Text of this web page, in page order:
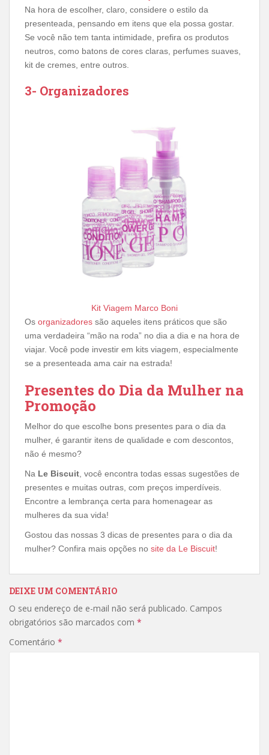
Na hora de escolher, claro, considere o estilo da
presenteada, pensando em itens que ela possa gostar.
Se você não tem tanta intimidade, prefira os produtos
neutros, como batons de cores claras, perfumes suaves,
kit de cremes, entre outros.
3- Organizadores
Kit Viagem Marco Boni
Os organizadores são aqueles itens práticos que são
uma verdadeira “mão na roda” no dia a dia e na hora de
viajar. Você pode investir em kits viagem, especialmente
se a presenteada ama cair na estrada!
Presentes do Dia da Mulher na
Promoção
Melhor do que escolhe bons presentes para o dia da
mulher, é garantir itens de qualidade e com descontos,
não é mesmo?
Na Le Biscuit , você encontra todas essas sugestões de
presentes e muitas outras, com preços imperdíveis.
Encontre a lembrança certa para homenagear as
mulheres da sua vida!
Gostou das nossas 3 dicas de presentes para o dia da
mulher? Confira mais opções no site da Le Biscuit!
DEIXE UM COMENTÁRIO
O seu endereço de e-mail não será publicado. Campos
obrigatórios são marcados com *
Comentário *